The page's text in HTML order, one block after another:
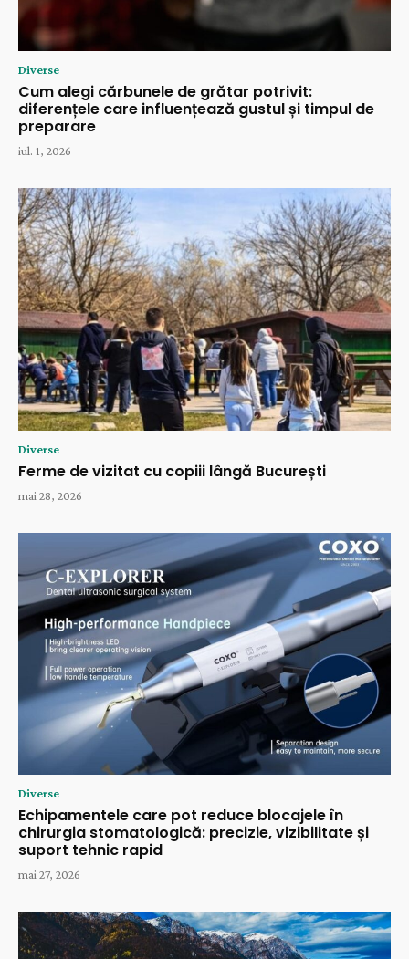
Diverse
Cum alegi cărbunele de grătar potrivit:
diferențele care influențează gustul și timpul de
preparare
iul. 1, 2026
Diverse
Ferme de vizitat cu copiii lângă București
mai 28, 2026
Diverse
Echipamentele care pot reduce blocajele în
chirurgia stomatologică: precizie, vizibilitate și
suport tehnic rapid
mai 27, 2026